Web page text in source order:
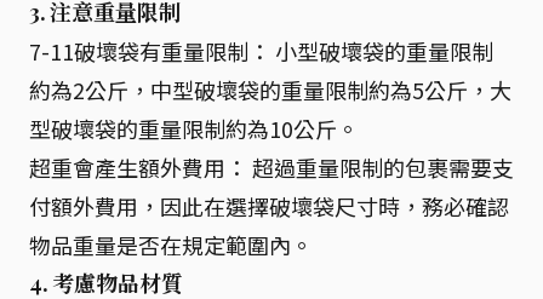
3. 注意重量限制
7-11破壞袋有重量限制： 小型破壞袋的重量限制
約為2公斤，中型破壞袋的重量限制約為5公斤，大
型破壞袋的重量限制約為10公斤。
超重會產生額外費用： 超過重量限制的包裹需要支
付額外費用，因此在選擇破壞袋尺寸時，務必確認
物品重量是否在規定範圍內。
4. 考慮物品材質